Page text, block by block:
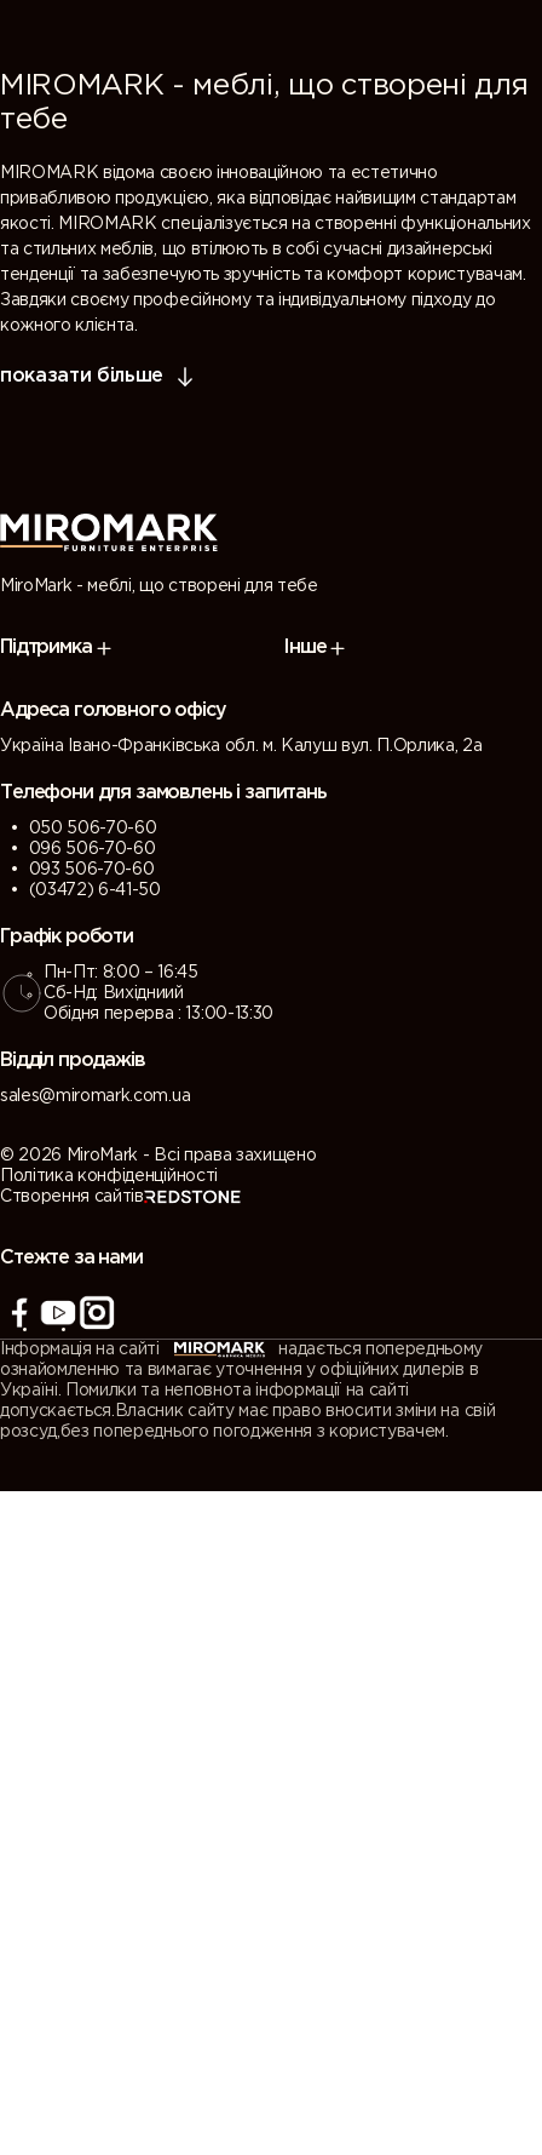
MIROMARK - меблі, що створені для
тебе
MIROMARK відома своєю інноваційною та естетично
привабливою продукцією, яка відповідає найвищим стандартам
якості. MIROMARK спеціалізується на створенні функціональних
та стильних меблів, що втілюють в собі сучасні дизайнерські
тенденції та забезпечують зручність та комфорт користувачам.
Завдяки своєму професійному та індивідуальному підходу до
кожного клієнта.
показати більше
MiroMark - меблі, що створені для тебе
Підтримка Інше
Адреса головного офісу
Україна Івано-Франківська обл. м. Калуш вул. П.Орлика, 2а
Телефони для замовлень і запитань
050 506-70-60
096 506-70-60
093 506-70-60
(03472) 6-41-50
Графік роботи
Пн-Пт: 8:00 – 16:45
Сб-Нд: Вихідниий
Обідня перерва : 13:00-13:30
Відділ продажів
sales@miromark.com.ua
© 2026 MiroMark - Всі права захищено
Політика конфіденційності
Створення сайтів
Стежте за нами
Інформація на сайті
надається попередньому
ознайомленню та вимагає уточнення у офіційних дилерів в
Україні. Помилки та неповнота інформації на сайті
допускається.Власник сайту має право вносити зміни на свій
розсуд,без попереднього погодження з користувачем.